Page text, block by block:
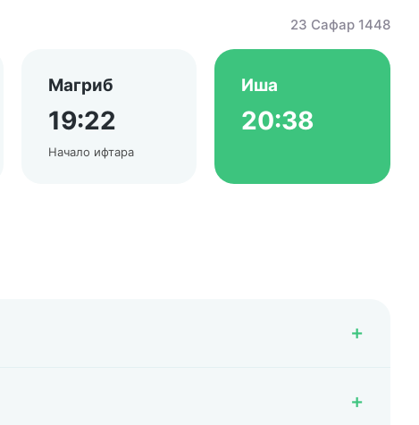
23 Сафар 1448
Магриб
19:22
Начало ифтара
Иша
20:38